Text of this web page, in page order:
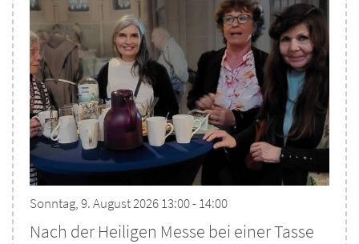
Sonntag, 9. August 2026 13:00 - 14:00
Nach der Heiligen Messe bei einer Tasse